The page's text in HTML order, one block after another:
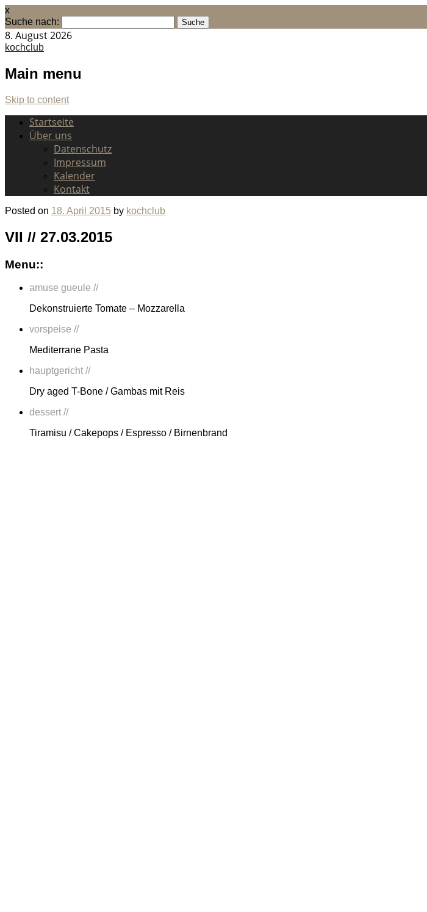
x
Suche nach:
8. August 2026
kochclub
Main menu
Skip to content
Startseite
Über uns
Datenschutz
Impressum
Kalender
Kontakt
Posted on 18. April 2015 by kochclub
VII // 27.03.2015
Menu::
amuse gueule //
Dekonstruierte Tomate – Mozzarella
vorspeise //
Mediterrane Pasta
hauptgericht //
Dry aged T-Bone / Gambas mit Reis
dessert //
Tiramisu / Cakepops / Espresso / Birnenbrand